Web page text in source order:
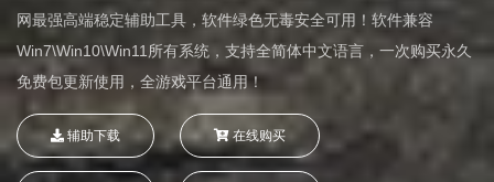
网最强高端稳定辅助工具，软件绿色无毒安全可用！软件兼容
Win7\Win10\Win11所有系统，支持全简体中文语言，一次购买永久
免费包更新使用，全游戏平台通用！
辅助下载 在线购买